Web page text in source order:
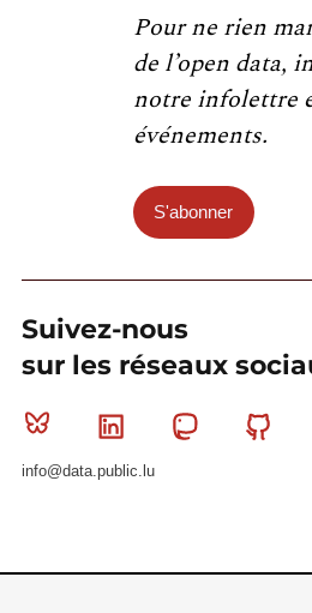
Pour ne rien
de l’open data,
notre infolettre
événements.
S'abonner
Suivez-nous
sur les réseaux
Bluesky Linkedin Mastodon
info@data.public.lu